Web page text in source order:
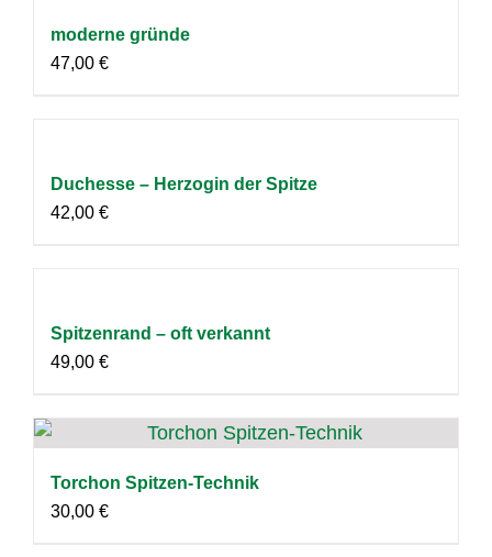
moderne gründe
47,00 €
Duchesse – Herzogin der Spitze
42,00 €
Spitzenrand – oft verkannt
49,00 €
Torchon Spitzen-Technik
30,00 €